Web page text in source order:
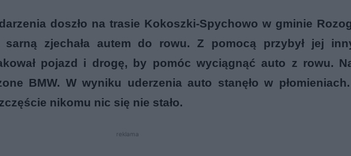
doszło na trasie Kokoszki-Spychowo w gminie
zjechała autem do rowu. Z pomocą przybył jej
pojazd i drogę, by pomóc wyciągnąć auto z rowu.
BMW. W wyniku uderzenia auto stanęło w
nikomu nic się nie stało.
reklama